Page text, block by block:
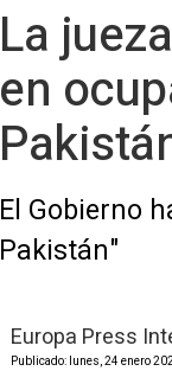
La
en
El Gobierno
Pakistán"
Europa Press
Publicado: lunes, 24 enero